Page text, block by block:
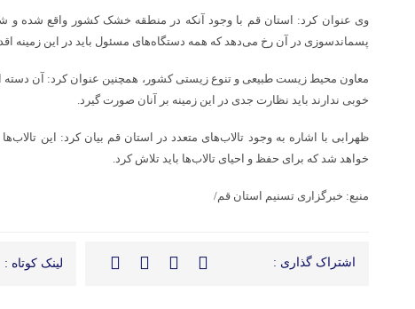
وی عنوان کرد: استان قم با وجود آنکه در منطقه خشک کشور واقع شده و
پسماندسوزی در آن رخ می‌دهد که همه دستگاه‌های مسئول باید در این زمینه
معاون محیط زیست طبیعی و تنوع زیستی کشور، همچنین عنوان کرد: آن دسته
خوبی ندارند باید نظارت جدی در این زمینه بر آنان صورت گیرد.
ظهرابی با اشاره به وجود تالاب‌های متعدد در استان قم بیان کرد: این
خواهد شد که برای حفظ و احیای تالاب‌ها باید تلاش کرد.
منبع: خبرگزاری تسنیم استان قم/
اشتراک گذاری : لینک کوتاه :